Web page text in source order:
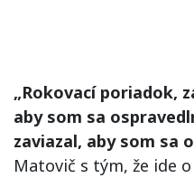
„Rokovací poriadok,
aby som sa
zaviazal, aby som sa
Matovič s tým, že ide